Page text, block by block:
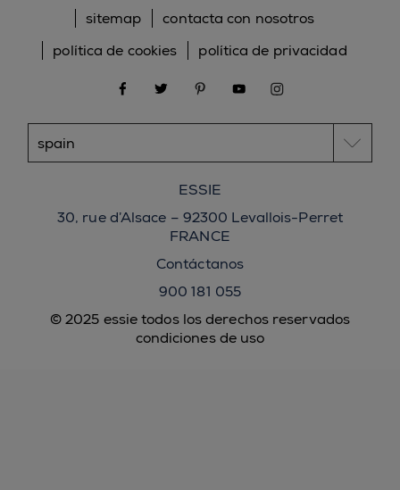
© 2025 essie todos los derechos reservados
condiciones de uso
sitemap
contacta con nosotros
política de cookies
política de privacidad
facebooktwitter pinterestyoutubeinstagram
ESSIE
30, rue d’Alsace – 92300 Levallois-Perret
FRANCE
Contáctanos
900 181 055